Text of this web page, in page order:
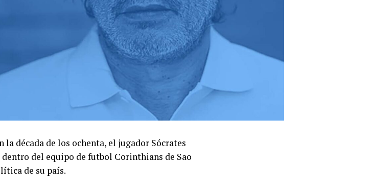
década de los ochenta, el jugador Sócrates
del equipo de futbol Corinthians de Sao
de su país.